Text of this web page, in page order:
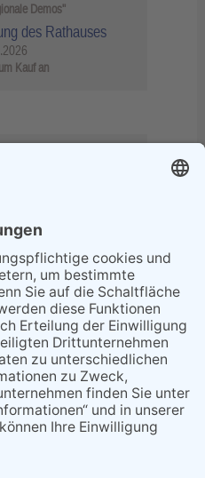
Demos"
des Rathauses
Kauf an
B455: Kleiner
statt weite Wege
Computer nicht
kommunizieren
für überregionale
– Ein kleiner Blick
Tellerand
durch Nutzung
Tonne statt Säcken